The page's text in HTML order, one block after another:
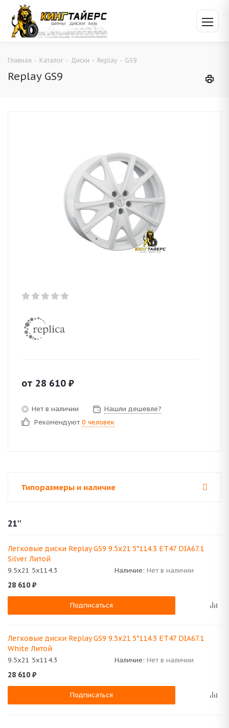
Главная - Каталог - Диски - Replay - GS9
Replay GS9
от 28 610 ₽
Нет в наличии
Нашли дешевле?
Рекомендуют 0 человек
Типоразмеры и наличие
21''
Легковые диски Replay GS9 9.5x21 5*114.3 ET47 DIA67.1
Silver Литой
9.5x21 5x114.3 Наличие: Нет в наличии
28 610 ₽
Подписаться
Легковые диски Replay GS9 9.5x21 5*114.3 ET47 DIA67.1
White Литой
9.5x21 5x114.3 Наличие: Нет в наличии
28 610 ₽
Подписаться